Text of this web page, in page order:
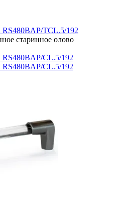
TCL.5/192
старинное олово
CL.5/192
CL.5/192